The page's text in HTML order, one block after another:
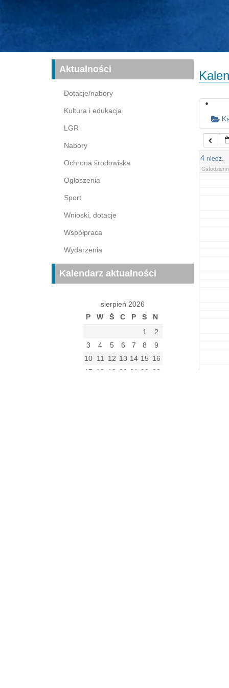
Aktualności
Dotacje/nabory
Kultura i edukacja
LGR
Nabory
Ochrona środowiska
Ogłoszenia
Sport
Wnioski, dotacje
Współpraca
Wydarzenia
Kalendarz aktualności
sierpień 2026
P
W Ś C P S N
1
2
3
4 5 6 7 8
9
10 11 12 13 14 15 16
17
18 19 20 21 22
23
4 niedz.
04:00
05:00
06:00
07:00